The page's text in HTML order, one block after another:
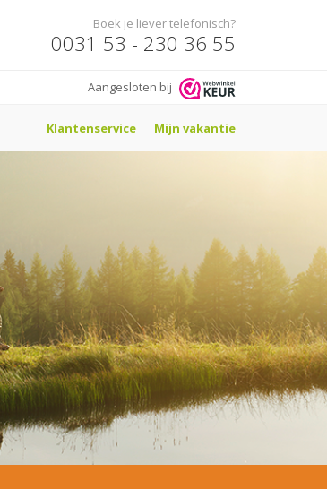
Boek je liever telefonisch?
0031 53 - 230 36 55
Aangesloten bij
Klantenservice Mijn vakantie